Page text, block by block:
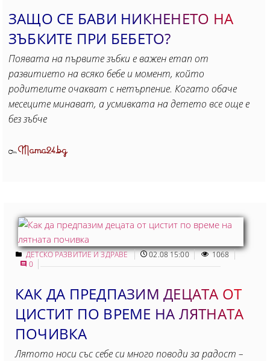
ЗАЩО СЕ БАВИ НИКНЕНЕТО НА
ЗЪБКИТЕ ПРИ БЕБЕТО?
Появата на първите зъбки е важен етап от
развитието на всяко бебе и момент, който
родителите очакват с нетърпение. Когато обаче
месеците минават, а усмивката на детето все още е
без зъбче
ОтMama24.bg
ДЕТСКО РАЗВИТИЕ И ЗДРАВЕ 02.08 15:00
1068
0
КАК ДА ПРЕДПАЗИМ ДЕЦАТА ОТ
ЦИСТИТ ПО ВРЕМЕ НА ЛЯТНАТА
ПОЧИВКА
Лятото носи със себе си много поводи за радост –